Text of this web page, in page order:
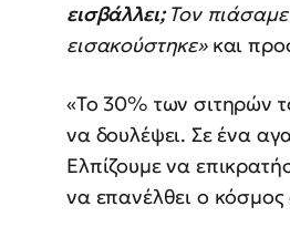
εισβάλλει;Τον
εισακούστηκε»και
«Το 30% των σιτηρών
να δουλέψει. Σε ένα
Ελπίζουμε να
να επανέλθει ο κόσμος